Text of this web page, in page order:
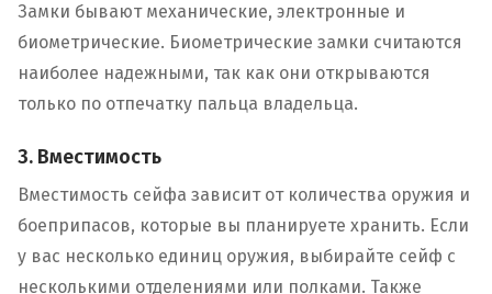
Замки бывают механические, электронные и
биометрические. Биометрические замки считаются
наиболее надежными, так как они открываются
только по отпечатку пальца владельца.
3. Вместимость
Вместимость сейфа зависит от количества оружия и
боеприпасов, которые вы планируете хранить. Если
у вас несколько единиц оружия, выбирайте сейф с
несколькими отделениями или полками. Также